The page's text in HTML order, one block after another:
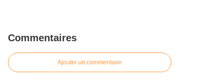
Commentaires
Ajouter un commentaire